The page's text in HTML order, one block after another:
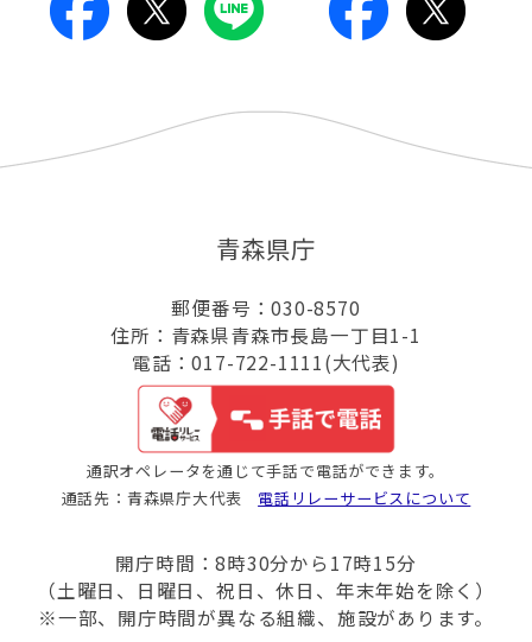
青森県庁
郵便番号：030-8570
住所：青森県青森市長島一丁目1-1
電話：017-722-1111(大代表)
通訳オペレータを通じて手話で電話ができます。
通話先：青森県庁大代表 電話リレーサービスについて
開庁時間：8時30分から17時15分
（土曜日、日曜日、祝日、休日、年末年始を除く）
※一部、開庁時間が異なる組織、施設があります。